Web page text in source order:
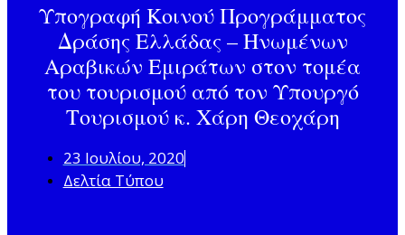
Υπογραφή Κοινού Προγράμματος
Δράσης Ελλάδας – Ηνωμένων
Αραβικών Εμιράτων στον τομέα
του τουρισμού από τον Υπουργό
Τουρισμού κ. Χάρη Θεοχάρη
23 Ιουλίου, 2020
Δελτία Τύπου